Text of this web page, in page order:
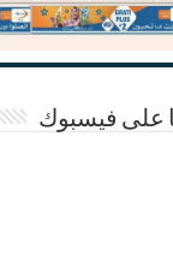
على فيسبوك